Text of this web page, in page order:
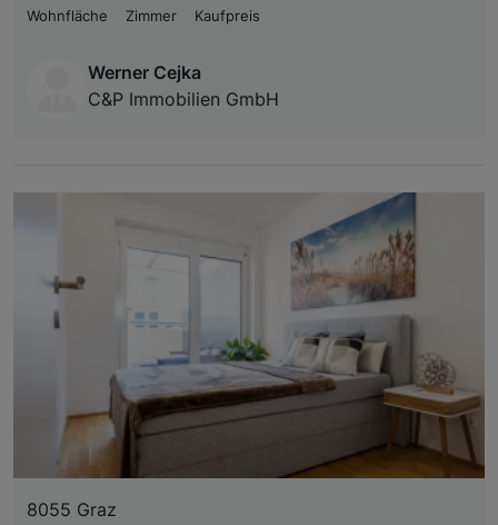
Wohnfläche
Zimmer Kaufpreis
Werner Cejka
C&P Immobilien GmbH
8055 Graz